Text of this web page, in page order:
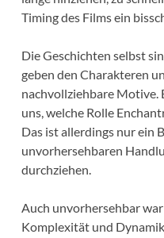
Timing des Films ein
Die Geschichten selbst
geben den Charakteren
nachvollziehbare Motive.
uns, welche Rolle
Das ist allerdings nur ein
unvorhersehbaren
durchziehen.
Auch unvorhersehbar
Komplexität und Dynamik